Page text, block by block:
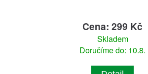
Cena: 299 Kč
Skladem
Doručíme do: 10.8.